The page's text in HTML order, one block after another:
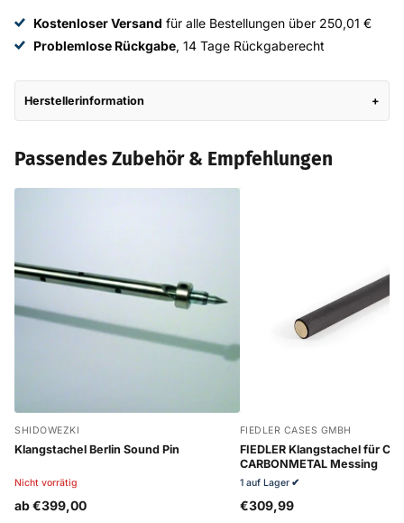
Kostenloser Versand für alle Bestellungen über 250,01 €
Problemlose Rückgabe, 14 Tage Rückgaberecht
Herstellerinformation
Passendes Zubehör & Empfehlungen
SHIDOWEZKI
Klangstachel Berlin Sound Pin
Nicht vorrätig
ab €399,00
FIEDLER CASES GMBH
FIEDLER Klangstachel für
CARBONMETAL Messing
1 auf Lager ✔
€309,99